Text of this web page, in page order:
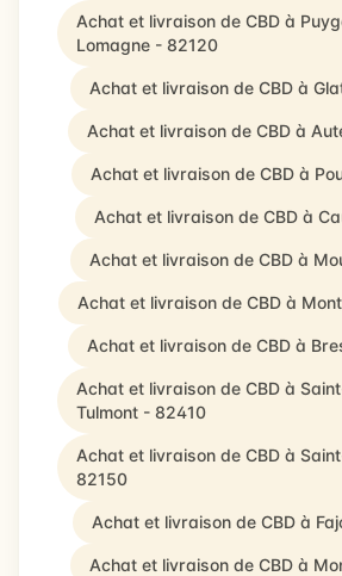
Achat et livraison de CBD à
Lomagne - 82120
Achat et livraison de CBD à
Achat et livraison de CBD à
Achat et livraison de CBD à
Achat et livraison de CBD à
Achat et livraison de CBD à
Achat et livraison de CBD à
Achat et livraison de CBD à
Achat et livraison de CBD à
Tulmont - 82410
Achat et livraison de CBD à
82150
Achat et livraison de CBD à
Achat et livraison de CBD à